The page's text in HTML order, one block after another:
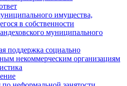
имущества,
в собственности
муниципального
поддержка социально
некоммерческим организациям